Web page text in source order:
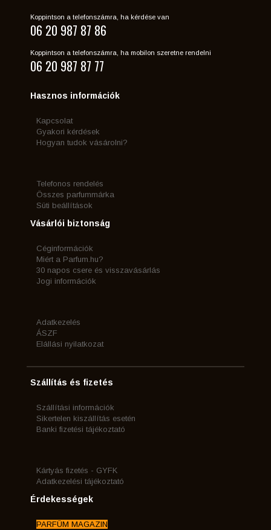
Koppintson a telefonszámra, ha kérdése van
06 20 987 87 86
Koppintson a telefonszámra, ha mobilon szeretne rendelni
06 20 987 87 77
Hasznos információk
Kapcsolat
Gyakori kérdések
Hogyan tudok vásárolni?
Telefonos rendelés
Összes parfummárka
Süti beállítások
Vásárlói biztonság
Céginformációk
Miért a Parfum.hu?
30 napos csere és visszavásárlás
Jogi információk
Adatkezelés
ÁSZF
Elállási nyilatkozat
Szállítás és fizetés
Szállítási információk
Sikertelen kiszállítás esetén
Banki fizetési tájékoztató
Kártyás fizetés - GYFK
Adatkezelési tájékoztató
Érdekességek
PARFÜM MAGAZIN